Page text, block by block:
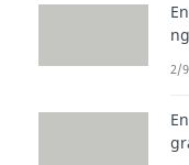
2/